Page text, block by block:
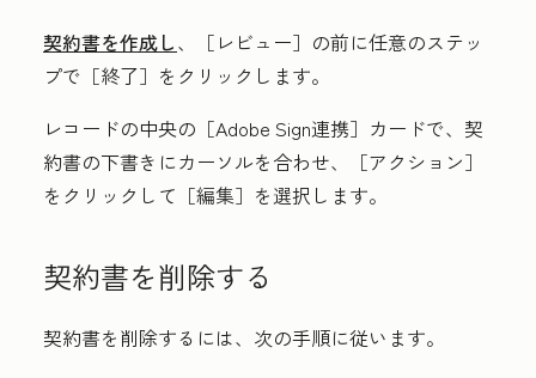
契約書を作成し、
［レビュー］の前に任意のステッ
プで［終了］ をクリックします。
レコードの中央の ［Adobe Sign連携］カードで、契
約書の下書きにカーソルを合わせ、［アクション］
をクリックして［編集］ を選択します。
契約書を削除する
契約書を削除するには、次の手順に従います。